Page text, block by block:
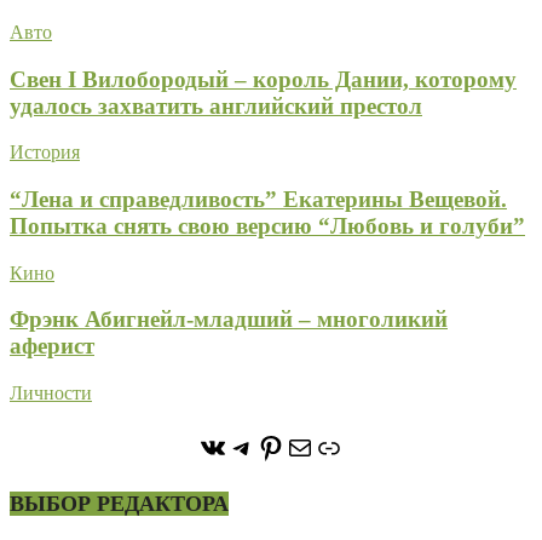
Авто
Свен I Вилобородый – король Дании, которому
удалось захватить английский престол
История
“Лена и справедливость” Екатерины Вещевой.
Попытка снять свою версию “Любовь и голуби”
Кино
Фрэнк Абигнейл-младший – многоликий
аферист
Личности
https://vk.com/
https://t.me/stoneforest
https://
ПочтаСсылка
ВЫБОР РЕДАКТОРА